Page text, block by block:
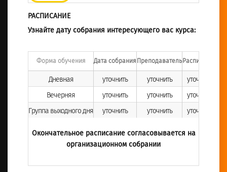
РАСПИСАНИЕ
Узнайте дату собрания интересующего вас курса:
Форма обучения Дата собранияПреподавательРасписание
Дневная уточнить уточнить
уточнить
Вечерняя
уточнить уточнить
уточнить
Группа выходного дня
уточнить уточнить
уточнить
Окончательное расписание согласовывается на
организационном собрании